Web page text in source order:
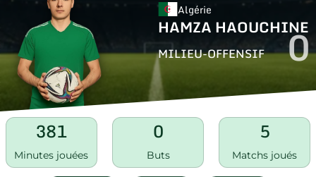
Algérie
HAMZA HAOUCHINE
MILIEU-OFFENSIF 0
381
Minutes jouées
0
Buts
5
Matchs joués